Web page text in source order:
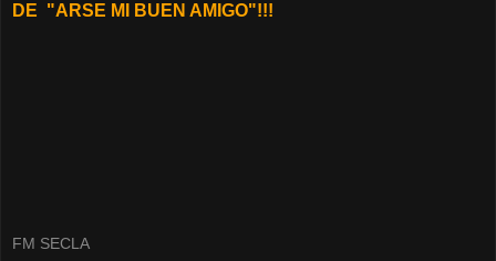
DE "ARSE MI BUEN AMIGO"!!!
FM SECLA